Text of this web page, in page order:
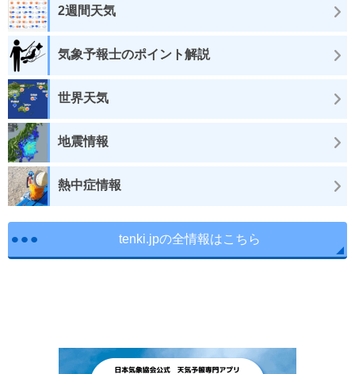
2週間天気
気象予報士のポイント解説
世界天気
地震情報
熱中症情報
tenki.jpの全情報はこちら